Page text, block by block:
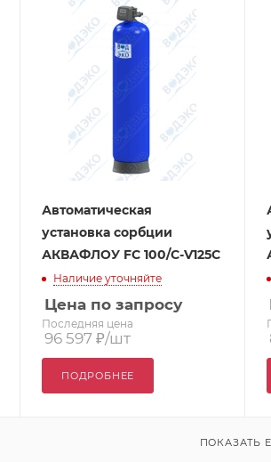
Автоматическая
установка сорбции
АКВАФЛОУ FC 100/С-V125C
Наличие уточняйте
Цена по запросу
Последняя цена
96 597 ₽/шт
ПОДРОБНЕЕ
ПОКАЗАТЬ